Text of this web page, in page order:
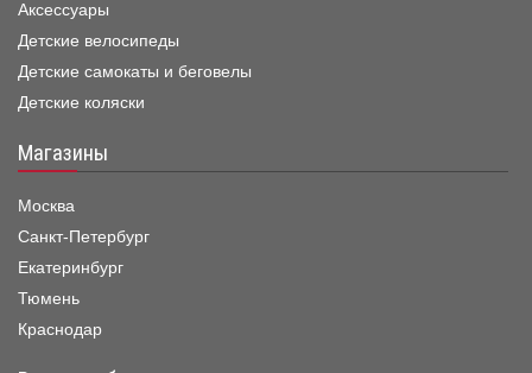
Аксессуары
Детские велосипеды
Детские самокаты и беговелы
Детские коляски
Магазины
Москва
Санкт-Петербург
Екатеринбург
Тюмень
Краснодар